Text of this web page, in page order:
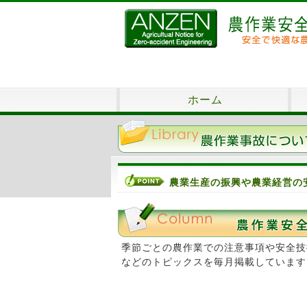
ホーム
農業生産の振興や農業経営
季節ごとの農作業での注意事項や安全
などのトピックスを毎月掲載しています